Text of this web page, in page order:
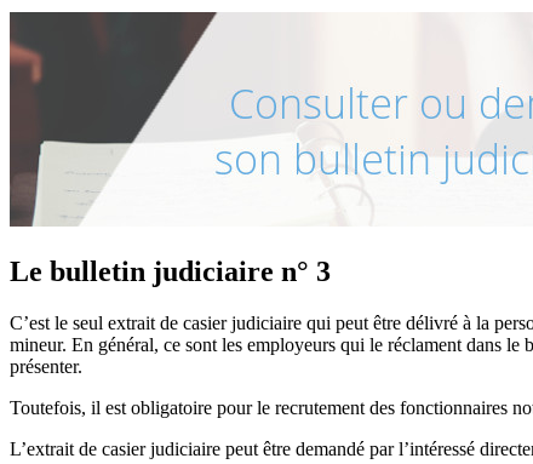
Le bulletin judiciaire n° 3
C’est le seul extrait de casier judiciaire qui peut être délivré à la
mineur. En général, ce sont les employeurs qui le réclament dans
présenter.
Toutefois, il est obligatoire pour le recrutement des fonctionnaires
L’extrait de casier judiciaire peut être demandé par l’intéressé